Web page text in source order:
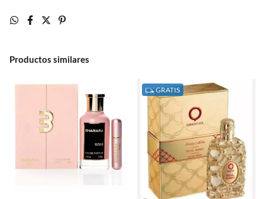
Productos similares
GRATIS